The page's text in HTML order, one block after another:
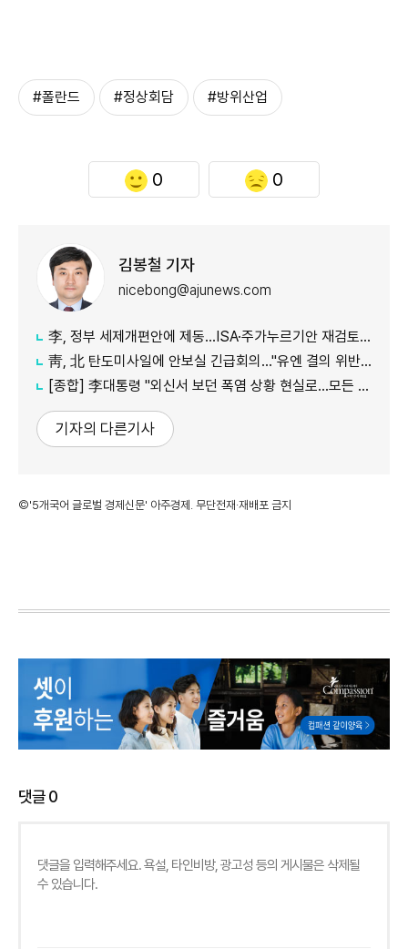
#폴란드 #정상회담 #방위산업
0 0
김봉철 기자
nicebong@ajunews.com
李, 정부 세제개편안에 제동…ISA·주가누르기안 재검토 지시
靑, 北 탄도미사일에 안보실 긴급회의…"유엔 결의 위반, 즉각 중단 촉구"
[종합] 李대통령 "외신서 보던 폭염 상황 현실로…모든 행정력 총동원하라"
기자의 다른기사
©'5개국어 글로벌 경제신문' 아주경제. 무단전재·재배포 금지
댓글0